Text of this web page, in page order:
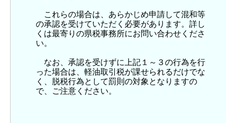
これらの場合は、あらかじめ申請して混和等
の承認を受けていただく必要があります。詳し
くは最寄りの県税事務所にお問い合わせくださ
い。
なお、承認を受けずに上記１～３の行為を行
った場合は、軽油取引税が課せられるだけでな
く、脱税行為として罰則の対象となりますの
で、ご注意ください。